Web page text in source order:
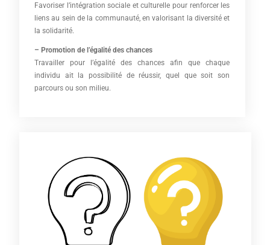
Favoriser l’intégration sociale et culturelle pour renforcer les
liens au sein de la communauté, en valorisant la diversité et
la solidarité.
– Promotion de l’égalité des chances
Travailler pour l’égalité des chances afin que chaque
individu ait la possibilité de réussir, quel que soit son
parcours ou son milieu.